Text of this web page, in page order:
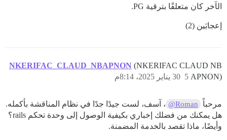
الآخر كان متعلقًا بترقية PG.
إعجابَين (2)
NKERIFAC_CLAUD_NBAPNON (NKERIFAC CLAUD NB
APNON)
30 يناير 2025، 8:14م 5
مرحباً @Roman ، آسف، لست جيدًا جدًا في نظام المناقشة بأكمله.
هل يمكنك من فضلك إخباري بكيفية الوصول إلى وحدة تحكم rails؟
وأيضًا، ماذا تقصد بالخدمة المضمنة.